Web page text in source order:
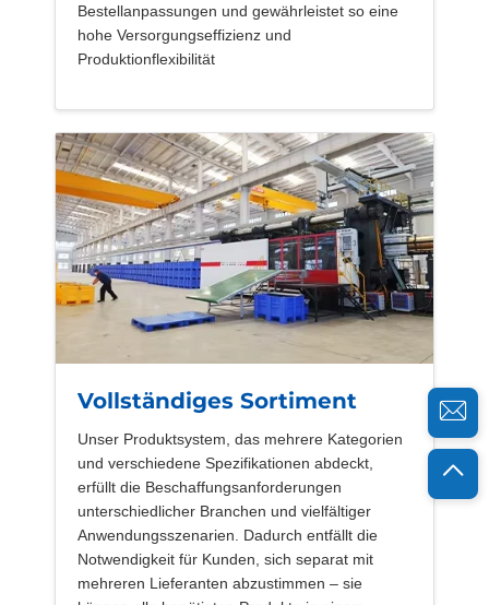
Bestellanpassungen und gewährleistet so eine
hohe Versorgungseffizienz und
Produktionflexibilität
Vollständiges Sortiment
Unser Produktsystem, das mehrere Kategorien
und verschiedene Spezifikationen abdeckt,
erfüllt die Beschaffungsanforderungen
unterschiedlicher Branchen und vielfältiger
Anwendungsszenarien. Dadurch entfällt die
Notwendigkeit für Kunden, sich separat mit
mehreren Lieferanten abzustimmen – sie